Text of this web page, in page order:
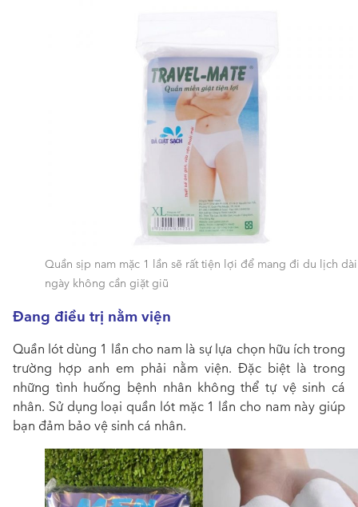
Quần sịp nam mặc 1 lần sẽ rất tiện lợi để mang đi du lịch dài
ngày không cần giặt giũ
Đang điều trị nằm viện
Quần lót dùng 1 lần cho nam là sự lựa chọn hữu ích trong
trường hợp anh em phải nằm viện. Đặc biệt là trong
những tình huống bệnh nhân không thể tự vệ sinh cá
nhân. Sử dụng loại quần lót mặc 1 lần cho nam này giúp
bạn đảm bảo vệ sinh cá nhân.